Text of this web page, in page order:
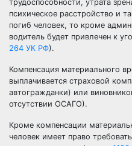
трудоспособности, утрата
психическое расстройство и
погиб человек, то кроме
водитель будет привлечен к
264 УК РФ).
Компенсация материального
выплачивается страховой
автогражданки) или
отсутствии ОСАГО).
Кроме компенсации
человек имеет право